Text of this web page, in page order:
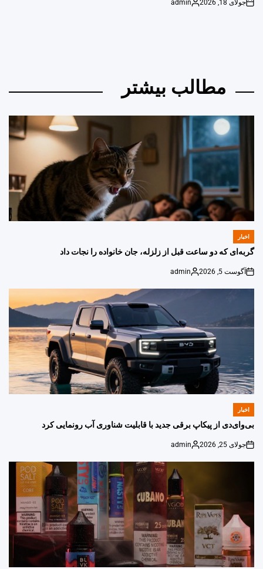
on
جولای 18, 2026
Posted
admin
مطالب بیشتر
POSTED
IN
اخبار
گربه‌ای که دو ساعت قبل از زلزله، جان خانواده را نجات داد
on
آگوست 5, 2026
Posted
admin
POSTED
اخبار
بی‌وای‌دی از پیکاپ برقی جدید با قابلیت شناوری آب رونمایی کرد
on
جولای 25, 2026
Posted
admin